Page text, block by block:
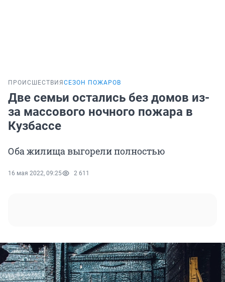
ПРОИСШЕСТВИЯ СЕЗОН ПОЖАРОВ
Две семьи остались без домов из-
за массового ночного пожара в
Кузбассе
Оба жилища выгорели полностью
16 мая 2022, 09:25 2 611